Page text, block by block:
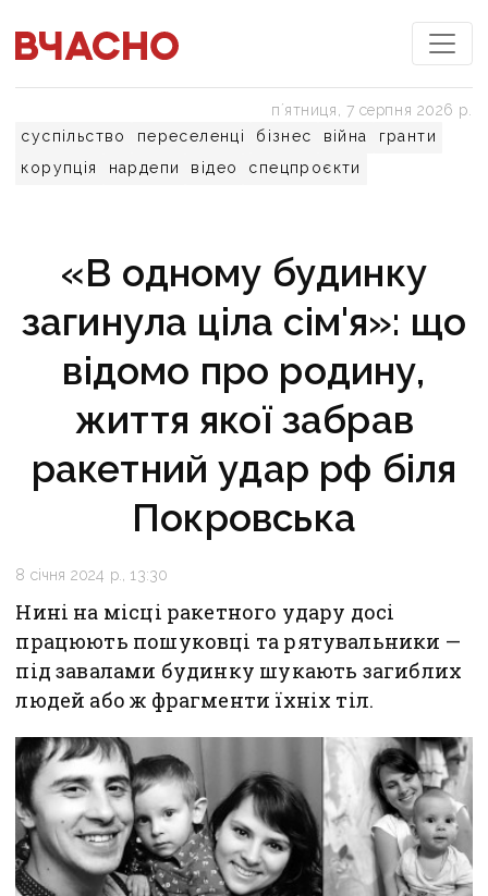
суспільство переселенці бізнес війна
гранти
корупція
нардепи відео спецпроєкти
пʼятниця, 7 серпня 2026 р.
«В одному будинку
загинула ціла сім'я»: що
відомо про родину,
життя якої забрав
ракетний удар рф біля
Покровська
8 січня 2024 р., 13:30
Нині на місці ракетного удару досі
працюють пошуковці та рятувальники —
під завалами будинку шукають загиблих
людей або ж фрагменти їхніх тіл.